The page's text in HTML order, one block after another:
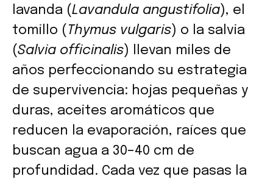
lavanda (Lavandula angustifolia), el
tomillo ( Thymus vulgaris) o la salvia
(Salvia officinalis) llevan miles de
años perfeccionando su estrategia
de supervivencia: hojas pequeñas y
duras, aceites aromáticos que
reducen la evaporación, raíces que
buscan agua a 30–40 cm de
profundidad. Cada vez que pasas la